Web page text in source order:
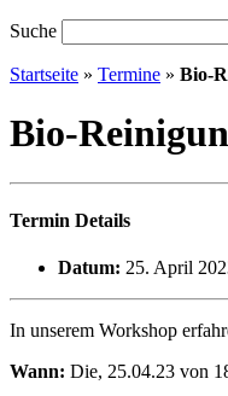
Suche
Startseite » Termine » Bio-
Bio-
Termin Details
Datum: 25. April
In unserem Workshop
Wann: Die, 25.04.23 von